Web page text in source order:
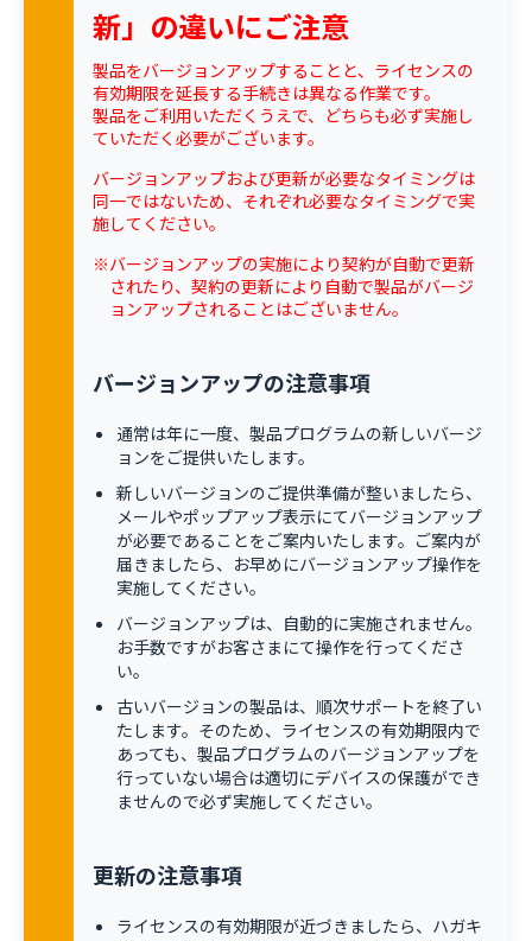
新」の違いにご注意
製品をバージョンアップすることと、ライセンスの
有効期限を延長する手続きは異なる作業です。
製品をご利用いただくうえで、どちらも必ず実施し
ていただく必要がございます。
バージョンアップおよび更新が必要なタイミングは
同一ではないため、それぞれ必要なタイミングで実
施してください。
※バージョンアップの実施により契約が自動で更新
されたり、契約の更新により自動で製品がバージ
ョンアップされることはございません。
バージョンアップの注意事項
通常は年に一度、製品プログラムの新しいバージ
ョンをご提供いたします。
新しいバージョンのご提供準備が整いましたら、
メールやポップアップ表示にてバージョンアップ
が必要であることをご案内いたします。ご案内が
届きましたら、お早めにバージョンアップ操作を
実施してください。
バージョンアップは、自動的に実施されません。
お手数ですがお客さまにて操作を行ってくださ
い。
古いバージョンの製品は、順次サポートを終了い
たします。そのため、ライセンスの有効期限内で
あっても、製品プログラムのバージョンアップを
行っていない場合は適切にデバイスの保護ができ
ませんので必ず実施してください。
更新の注意事項
ライセンスの有効期限が近づきましたら、ハガキ